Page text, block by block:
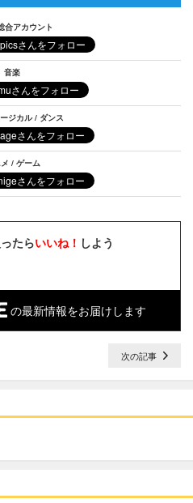
合アカウント
音楽
ジカル / ダンス
/ ゲーム
たらいいね！ しよう
の最新情報をお届けします
次の記事